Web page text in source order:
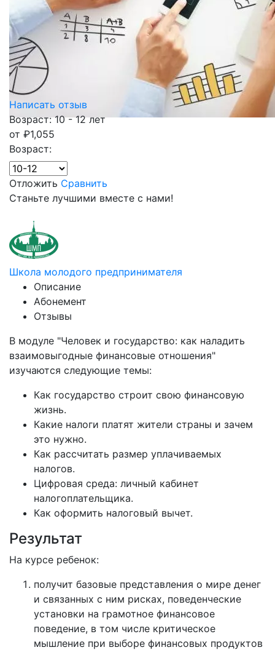
Написать отзыв
Возраст: 10 - 12 лет
от ₽1,055
Возраст:
Отложить Сравнить
Станьте лучшими вместе с нами!
Школа молодого предпринимателя
Описание
Абонемент
Отзывы
В модуле "Человек и государство: как наладить
взаимовыгодные финансовые отношения"
изучаются следующие темы:
Как государство строит свою финансовую
жизнь.
Какие налоги платят жители страны и зачем
это нужно.
Как рассчитать размер уплачиваемых
налогов.
Цифровая среда: личный кабинет
налогоплательщика.
Как оформить налоговый вычет.
Результат
На курсе ребенок:
получит базовые представления о мире денег
и связанных с ним рисках, поведенческие
установки на грамотное финансовое
поведение, в том числе критическое
мышление при выборе финансовых продуктов